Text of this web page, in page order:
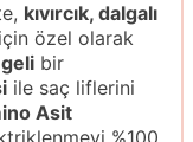
kıvırcık, dalgalı
için özel olarak
bir
ile saç liflerini
Asit